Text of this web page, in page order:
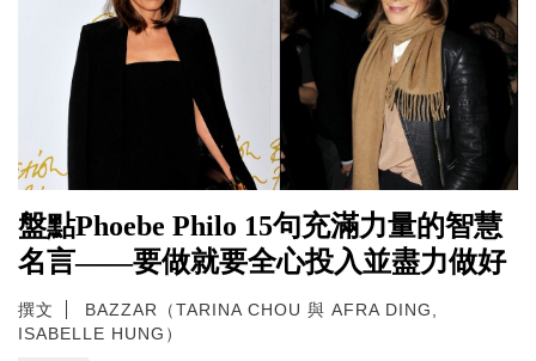
盤點Phoebe Philo 15句充滿力量的智慧
名言——要做就要全心投入並盡力做好
撰文
BAZZAR（TARINA CHOU 與 AFRA DING,
ISABELLE HUNG）